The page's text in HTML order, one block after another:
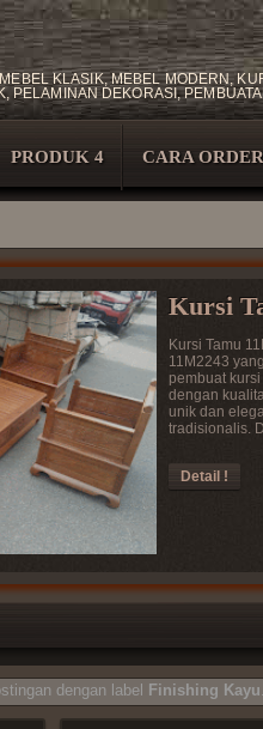
KLASIK, MEBEL MODERN,
PELAMINAN DEKORASI,
PRODUK 4 CARA ORDER
Kursi
Kursi Tamu
11M2243
pembuat
dengan
unik dan
tradisionalis.
Detail !
dengan label Finishing Kayu.